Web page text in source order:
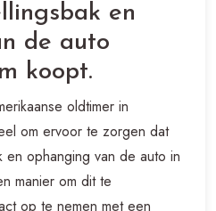
en
de auto
koopt.
oldtimer in
om ervoor te zorgen dat
en ophanging van de auto in
manier om dit te
op te nemen met een